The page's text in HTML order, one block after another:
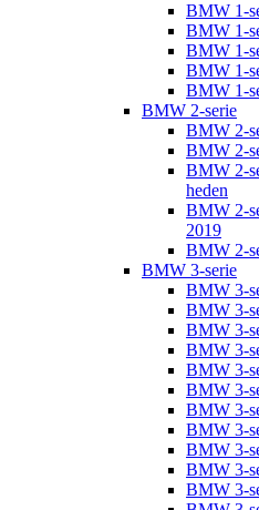
BMW 1-
BMW 1-
BMW 1-
BMW 1-
BMW 1-
BMW 2-serie
BMW 2-
BMW 2-
BMW 2-
heden
BMW 2-
2019
BMW 2-
BMW 3-serie
BMW 3-
BMW 3-
BMW 3-
BMW 3-
BMW 3-
BMW 3-
BMW 3-
BMW 3-
BMW 3-
BMW 3-
BMW 3-